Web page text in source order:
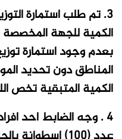
3. تم طلب استمارة
الكمية للجهة المخصصة
بعدم وجود استمارة
المناطق دون تحديد
الكمية المتبقية تخص
4 . وجه الضابط احد